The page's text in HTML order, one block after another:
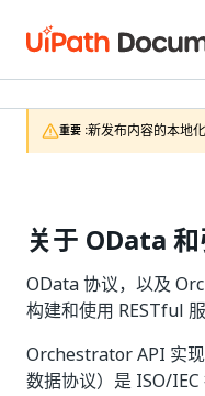
重要 :新发布内容的本地
关于 OData
OData 协议，以及
构建和使用 RESTful 服
Orchestrator API 实
数据协议）是 ISO/